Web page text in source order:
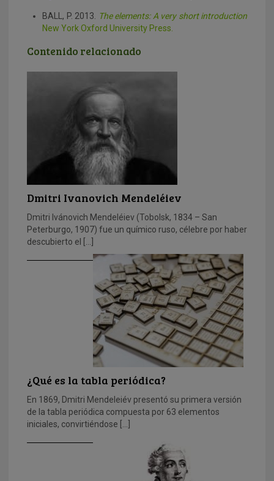
BALL, P. 2013.
The elements: A very short introduction
New York Oxford University Press.
Contenido relacionado
Dmitri Ivanovich Mendeléiev
Dmitri Ivánovich Mendeléiev (Tobolsk, 1834 – San
Peterburgo, 1907) fue un químico ruso, célebre por haber
descubierto el […]
¿Qué es la tabla periódica?
En 1869, Dmitri Mendeleiév presentó su primera versión
de la tabla periódica compuesta por 63 elementos
iniciales, convirtiéndose […]